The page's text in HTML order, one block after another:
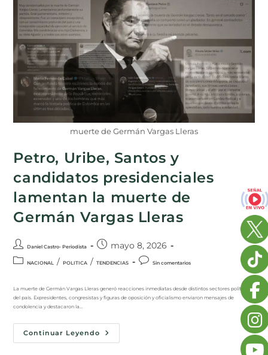
muerte de Germán Vargas Lleras
Petro, Uribe, Santos y
candidatos presidenciales
lamentan la muerte de
Germán Vargas Lleras
Daniel Castro- Periodista mayo 8, 2026
NACIONAL / POLITICA / TENDENCIAS Sin comentarios
La muerte de Germán Vargas Lleras generó reacciones inmediatas desde distintos sectores políticos
del país. Expresidentes, congresistas y figuras de oposición y oficialismo enviaron mensajes de
condolencia y destacaron la…
Continuar Leyendo